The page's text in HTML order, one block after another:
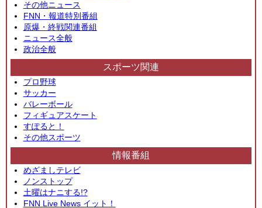
その他ニュース
FNN・報道特別番組
原爆・終戦関連番組
ニュース全般
政治全般
スポーツ関連
プロ野球
サッカー
バレーボール
フィギュアスケート
すぽると！
その他スポーツ
情報番組
めざましテレビ
ノンストップ
土曜はナニする!?
FNN Live News イット！